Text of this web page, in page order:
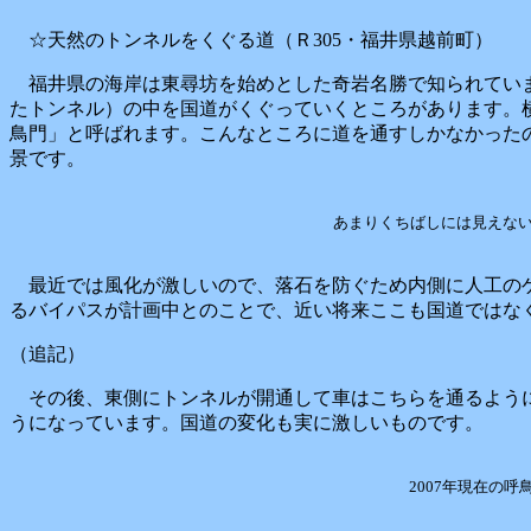
☆天然のトンネルをくぐる道（Ｒ305・福井県越前町）
福井県の海岸は東尋坊を始めとした奇岩名勝で知られてい
たトンネル）の中を国道がくぐっていくところがあります
鳥門」と呼ばれます。こんなところに道を通すしかなかっ
景です。
あまりくちばしには見えな
最近では風化が激しいので、落石を防ぐため内側に人工の
るバイパスが計画中とのことで、近い将来ここも国道では
（追記）
その後、東側にトンネルが開通して車はこちらを通るよう
うになっています。国道の変化も実に激しいものです。
2007年現在の呼